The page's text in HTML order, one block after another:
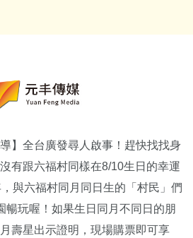
】全台廣發尋人啟事！趕快找找身
有跟六福村同樣在8/10生日的幸運
與六福村同月同日生的「村民」們
暢玩喔！如果生日同月不同日的朋
壽星出示證明，現場購票即可享